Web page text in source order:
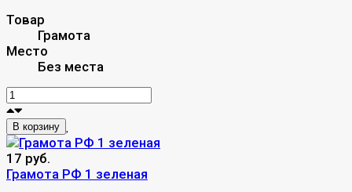
Товар
Грамота
Место
Без места
В корзину
17 руб.
Грамота РФ 1 зеленая